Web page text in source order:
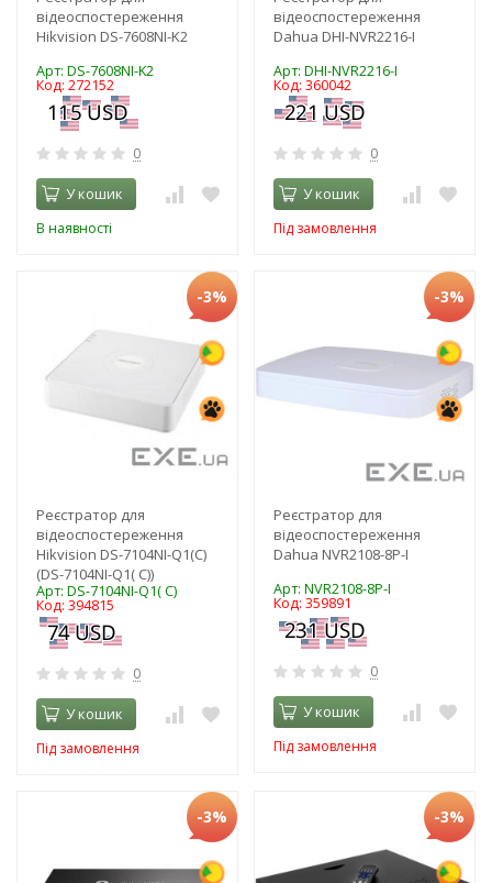
відеоспостереження
Hikvision DS-7608NI-K2
Арт: DS-7608NI-K2
Код: 272152
0
У кошик
В наявності
відеоспостереження
Dahua DHI-NVR2216-I
Арт: DHI-NVR2216-I
Код: 360042
0
У кошик
Під замовлення
-3%
Реєстратор для
відеоспостереження
Hikvision DS-7104NI-Q1(C)
(DS-7104NI-Q1( C))
Арт: DS-7104NI-Q1( C)
Код: 394815
0
У кошик
Під замовлення
-3%
Реєстратор для
відеоспостереження
Dahua NVR2108-8P-I
Арт: NVR2108-8P-I
Код: 359891
0
У кошик
Під замовлення
-3% -3%